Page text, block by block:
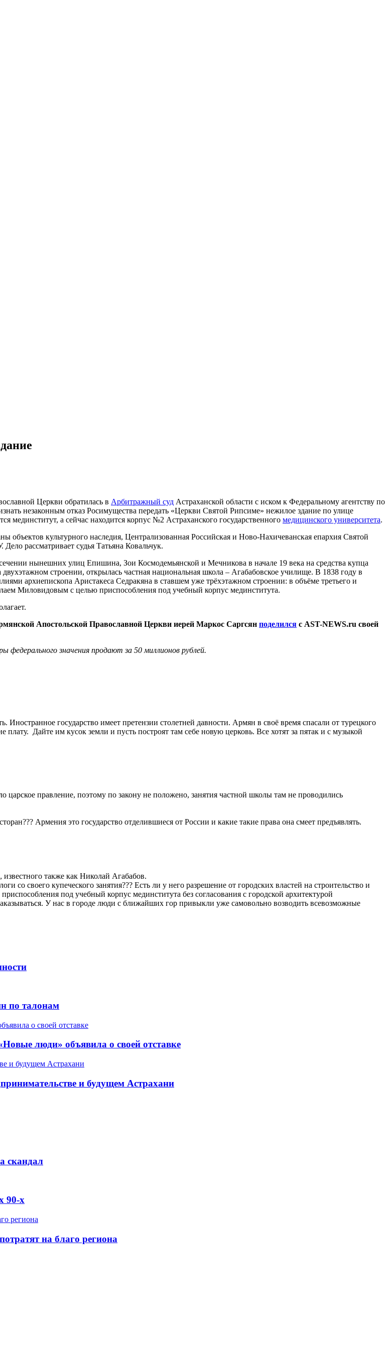
Церкви обратилась в Арбитражный суд Астраханской области с иском к Федеральному агентству по
незаконным отказ Росимущества передать «Церкви Святой Рипсиме» нежилое здание по улице
мединститут, а сейчас находится корпус №2 Астраханского государственного медицинского университета.
объектов культурного наследия, Централизованная Российская и Ново-Нахичеванская епархия Святой
рассматривает судья Татьяна Ковальчук.
нынешних улиц Епишина, Зои Космодемьянской и Мечникова в начале 19 века на средства купца
строении, открылась частная национальная школа – Агабабовское училище. В 1838 году в
архиепископа Аристакеса Седракяна в ставшем уже трёхэтажном строении: в объёме третьего и
Миловидовым с целью приспособления под учебный корпус мединститута.
Апостольской Православной Церкви иерей Маркос Саргсян поделился с AST-NEWS.ru своей
значения продают за 50 миллионов рублей.
Иностранное государство имеет претензии столетней давности. Армян в своё время спасали от турецкого
Дайте им кусок земли и пусть построят там себе новую церковь. Все хотят за пятак и с музыкой
царское правление, поэтому по закону не положено, занятия частной школы там не проводились
Армения это государство отделившиеся от России и какие такие права она смеет предъявлять.
также как Николай Агабабов.
со своего купеческого занятия??? Есть ли у него разрешение от городских властей на строительство и
под учебный корпус мединститута без согласования с городской архитектурой
У нас в городе люди с ближайших гор привыкли уже самовольно возводить всевозможные
по талонам
люди» объявила о своей отставке
и будущем Астрахани
скандал
90-х
на благо региона